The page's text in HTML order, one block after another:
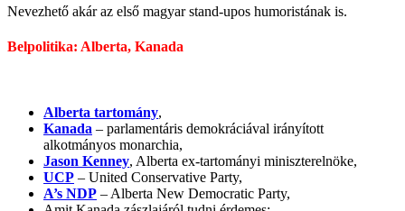
Nevezhető akár az első magyar stand-upos humoristának is.
Belpolitika: Alberta, Kanada
Alberta tartomány,
Kanada – parlamentáris demokráciával irányított
alkotmányos monarchia,
Jason Kenney, Alberta ex-tartományi miniszterelnöke,
UCP – United Conservative Party,
A’s NDP – Alberta New Democratic Party,